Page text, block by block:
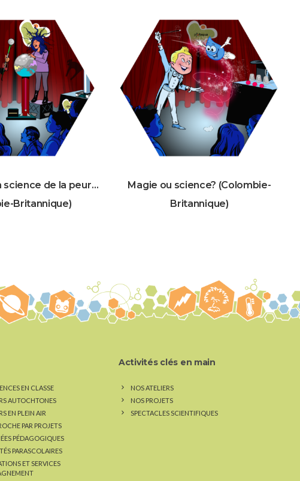
science de la peur…
Britannique)
Magie ou science? (Colombie-
Britannique)
EN CLASSE
AUTOCHTONES
EN PLEIN AIR
PAR PROJETS
PÉDAGOGIQUES
PARASCOLAIRES
ET SERVICES
Activités clés en main
NOS ATELIERS
NOS PROJETS
SPECTACLES SCIENTIFIQUES